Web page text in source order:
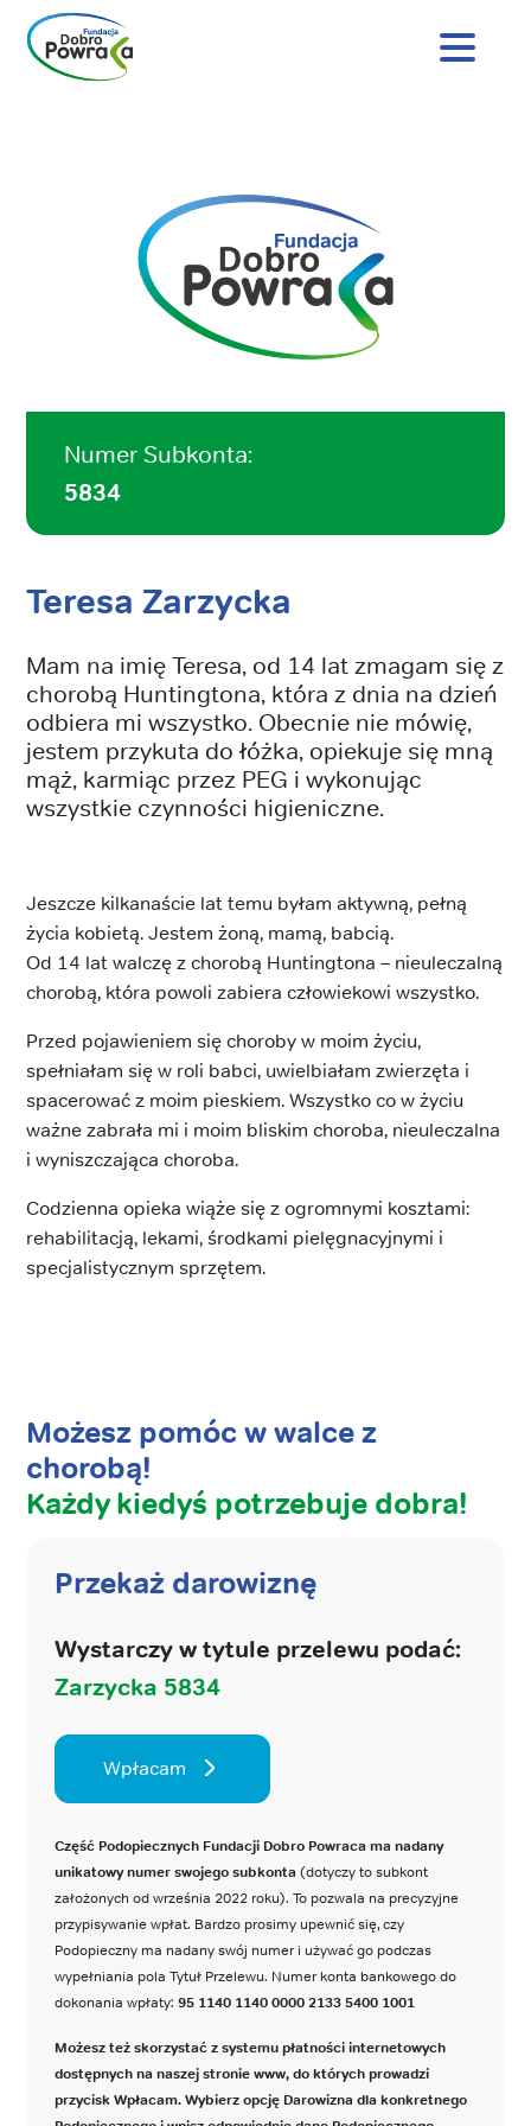
Nagłówek
Numer Subkonta:
5834
Teresa Zarzycka
Mam na imię Teresa, od 14 lat zmagam się z
chorobą Huntingtona, która z dnia na dzień
odbiera mi wszystko. Obecnie nie mówię,
jestem przykuta do łóżka, opiekuje się mną
mąż, karmiąc przez PEG i wykonując
wszystkie czynności higieniczne.
Jeszcze kilkanaście lat temu byłam aktywną, pełną
życia kobietą. Jestem żoną, mamą, babcią.
Od 14 lat walczę z chorobą Huntingtona – nieuleczalną
chorobą, która powoli zabiera człowiekowi wszystko.
Przed pojawieniem się choroby w moim życiu,
spełniałam się w roli babci, uwielbiałam zwierzęta i
spacerować z moim pieskiem. Wszystko co w życiu
ważne zabrała mi i moim bliskim choroba, nieuleczalna
i wyniszczająca choroba.
Codzienna opieka wiąże się z ogromnymi kosztami:
rehabilitacją, lekami, środkami pielęgnacyjnymi i
specjalistycznym sprzętem.
Możesz pomóc w walce z
chorobą!
Każdy kiedyś potrzebuje dobra!
Przekaż darowiznę
Wystarczy w tytule przelewu podać:
Zarzycka 5834
Wpłacam
Część Podopiecznych Fundacji Dobro Powraca ma nadany
unikatowy numer swojego subkonta (dotyczy to subkont
założonych od września 2022 roku). To pozwala na precyzyjne
przypisywanie wpłat. Bardzo prosimy upewnić się, czy
Podopieczny ma nadany swój numer i używać go podczas
wypełniania pola Tytuł Przelewu. Numer konta bankowego do
dokonania wpłaty: 95 1140 1140 0000 2133 5400 1001
Możesz też skorzystać z systemu płatności internetowych
dostępnych na naszej stronie www, do których prowadzi
przycisk Wpłacam. Wybierz opcję Darowizna dla konkretnego